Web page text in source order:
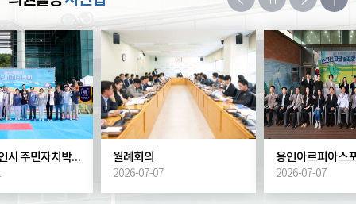
2026년 용인시 주민자치박람회 월례회의
2026-07-07 2026-07-07